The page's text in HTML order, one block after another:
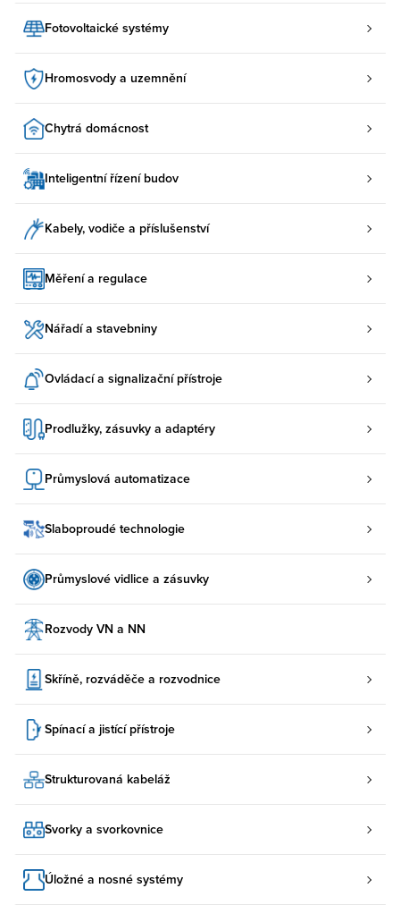
Fotovoltaické systémy
Hromosvody a uzemnění
Chytrá domácnost
Inteligentní řízení budov
Kabely, vodiče a příslušenství
Měření a regulace
Nářadí a stavebniny
Ovládací a signalizační přístroje
Prodlužky, zásuvky a adaptéry
Průmyslová automatizace
Slaboproudé technologie
Průmyslové vidlice a zásuvky
Rozvody VN a NN
Skříně, rozváděče a rozvodnice
Spínací a jistící přístroje
Strukturovaná kabeláž
Svorky a svorkovnice
Úložné a nosné systémy